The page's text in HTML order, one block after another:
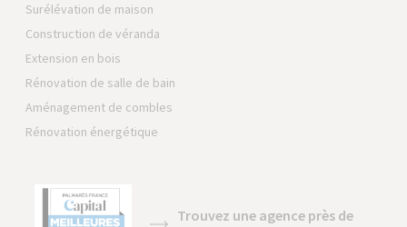
Surélévation de maison
Construction de véranda
Extension en bois
Rénovation de salle de bain
Aménagement de combles
Rénovation énergétique
Trouvez une agence près de